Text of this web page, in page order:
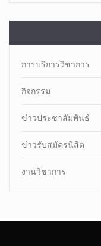
การบริการวิชาการ
กิจกรรม
ข่าวประชาสัมพันธ์
ข่าวรับสมัครนิสิต
งานวิชาการ